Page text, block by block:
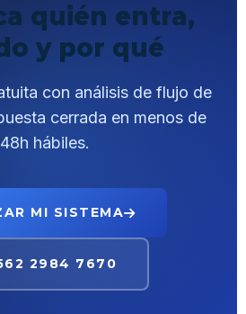
quién entra,
y por qué
con análisis de flujo de
cerrada en menos de
48h hábiles.
MI SISTEMA
2984 7670